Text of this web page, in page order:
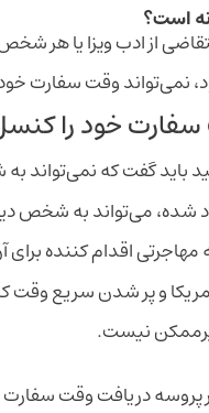
است؟
از ادب ویزا یا هر
نمی‌تواند وقت سفارت
خود را
باید گفت که نمی‌تواند
می‌تواند به شخص
اقدام کننده
و پر شدن سریع وقت
نیست.
پروسه دریافت وقت